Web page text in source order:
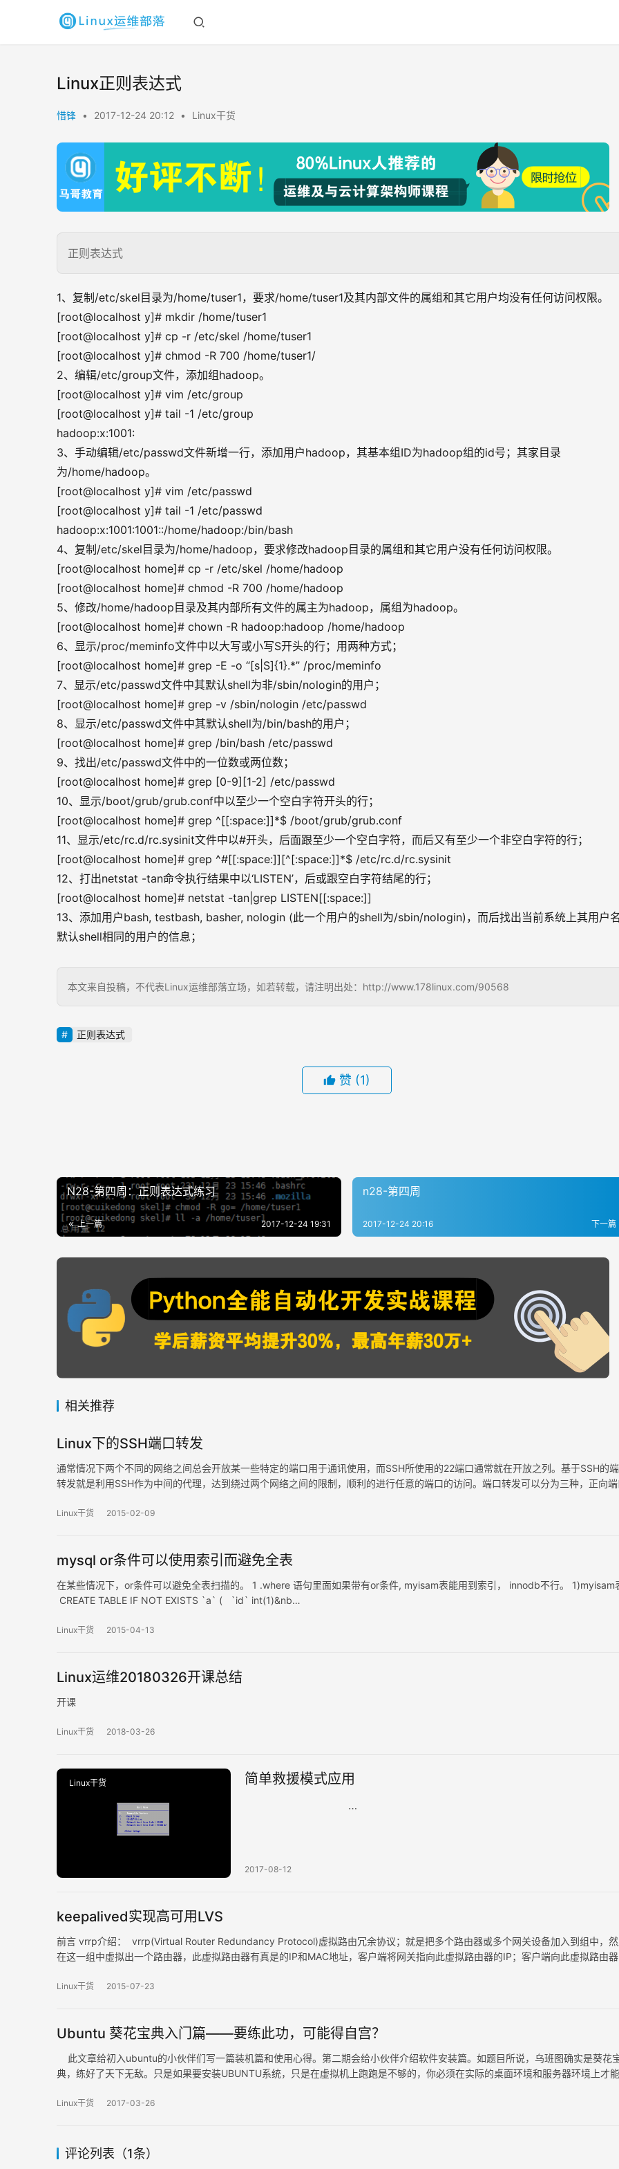
Linux正则表达式
惜锋 • 2017-12-24 20:12 • Linux干货
正则表达式
1、复制/etc/skel目录为/home/tuser1，要求/home/tuser1及其内部文件的属组和其它用户均没有任何访问权限。
[root@localhost y]# mkdir /home/tuser1
[root@localhost y]# cp -r /etc/skel /home/tuser1
[root@localhost y]# chmod -R 700 /home/tuser1/
2、编辑/etc/group文件，添加组hadoop。
[root@localhost y]# vim /etc/group
[root@localhost y]# tail -1 /etc/group
hadoop:x:1001:
3、手动编辑/etc/passwd文件新增一行，添加用户hadoop，其基本组ID为hadoop组的id号；其家目录
为/home/hadoop。
[root@localhost y]# vim /etc/passwd
[root@localhost y]# tail -1 /etc/passwd
hadoop:x:1001:1001::/home/hadoop:/bin/bash
4、复制/etc/skel目录为/home/hadoop，要求修改hadoop目录的属组和其它用户没有任何访问权限。
[root@localhost home]# cp -r /etc/skel /home/hadoop
[root@localhost home]# chmod -R 700 /home/hadoop
5、修改/home/hadoop目录及其内部所有文件的属主为hadoop，属组为hadoop。
[root@localhost home]# chown -R hadoop:hadoop /home/hadoop
6、显示/proc/meminfo文件中以大写或小写S开头的行；用两种方式；
[root@localhost home]# grep -E -o “[s|S]{1}.*” /proc/meminfo
7、显示/etc/passwd文件中其默认shell为非/sbin/nologin的用户；
[root@localhost home]# grep -v /sbin/nologin /etc/passwd
8、显示/etc/passwd文件中其默认shell为/bin/bash的用户；
[root@localhost home]# grep /bin/bash /etc/passwd
9、找出/etc/passwd文件中的一位数或两位数；
[root@localhost home]# grep [0-9][1-2] /etc/passwd
10、显示/boot/grub/grub.conf中以至少一个空白字符开头的行；
[root@localhost home]# grep ^[[:space:]]*$ /boot/grub/grub.conf
11、显示/etc/rc.d/rc.sysinit文件中以#开头，后面跟至少一个空白字符，而后又有至少一个非空白字符的行；
[root@localhost home]# grep ^#[[:space:]][^[:space:]]*$ /etc/rc.d/rc.sysinit
12、打出netstat -tan命令执行结果中以‘LISTEN’，后或跟空白字符结尾的行；
[root@localhost home]# netstat -tan|grep LISTEN[[:space:]]
13、添加用户bash, testbash, basher, nologin (此一个用户的shell为/sbin/nologin)，而后找出当前系统上其用户
默认shell相同的用户的信息；
本文来自投稿，不代表Linux运维部落立场，如若转载，请注明出处：http://www.178linux.com/90568
正则表达式
赞 (1)
N28-第四周：正则表达式练习
上一篇 2017-12-24 19:31
n28-第四周
下一篇
2017-12-24 20:16
相关推荐
Linux下的SSH端口转发
通常情况下两个不同的网络之间总会开放某一些特定的端口用于通讯使用，而SSH所使用的22端口通常就在开放之列。基于SSH的
转发就是利用SSH作为中间的代理，达到绕过两个网络之间的限制，顺利的进行任意的端口的访问。端口转发可以分为三种，正向
Linux干货 2015-02-09
mysql or条件可以使用索引而避免全表
在某些情况下，or条件可以避免全表扫描的。 1 .where 语句里面如果带有or条件, myisam表能用到索引， innodb不行。 1)myisam
CREATE TABLE IF NOT EXISTS `a` ( `id` int(1)&nb…
Linux干货 2015-04-13
Linux运维20180326开课总结
开课
Linux干货 2018-03-26
Linux干货 简单救援模式应用
…
2017-08-12
keepalived实现高可用LVS
前言 vrrp介绍： vrrp(Virtual Router Redundancy Protocol)虚拟路由冗余协议；就是把多个路由器或多个网关设备加入到组中，
在这一组中虚拟出一个路由器，此虚拟路由器有真是的IP和MAC地址，客户端将网关指向此虚拟路由器的IP；客户端向此虚拟路由
Linux干货 2015-07-23
Ubuntu 葵花宝典入门篇——要练此功，可能得自宫？
此文章给初入ubuntu的小伙伴们写一篇装机篇和使用心得。第二期会给小伙伴介绍软件安装篇。如题目所说，乌班图确实是葵花
典，练好了天下无敌。只是如果要安装UBUNTU系统，只是在虚拟机上跑跑是不够的，你必须在实际的桌面环境和服务器环境上才
Linux干货 2017-03-26
评论列表（1条）